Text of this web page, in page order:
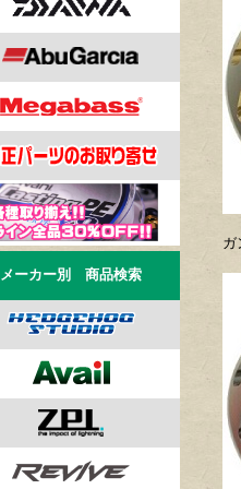
メーカー別 商品検索
ガ